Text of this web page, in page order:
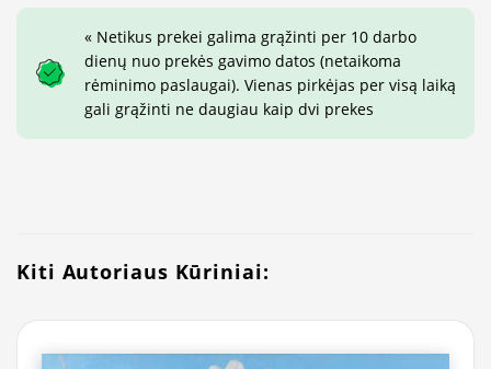
« Netikus prekei galima grąžinti per 10 darbo
dienų nuo prekės gavimo datos (netaikoma
rėminimo paslaugai). Vienas pirkėjas per visą laiką
gali grąžinti ne daugiau kaip dvi prekes
Kiti Autoriaus Kūriniai: